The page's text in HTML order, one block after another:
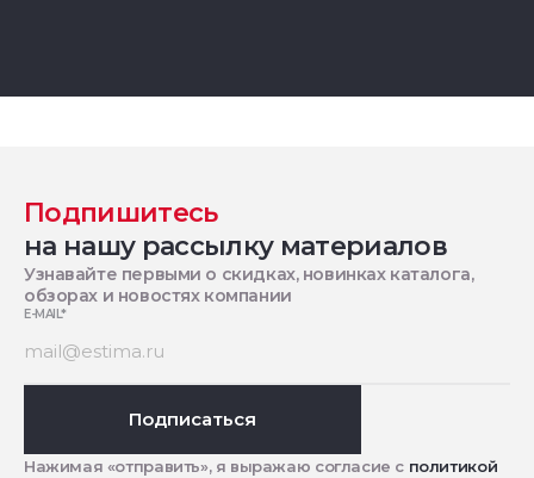
Подпишитесь
на нашу рассылку материалов
Узнавайте первыми о скидках, новинках каталога,
обзорах и новостях компании
E-MAIL*
Подписаться
Нажимая «отправить», я выражаю согласие с политикой